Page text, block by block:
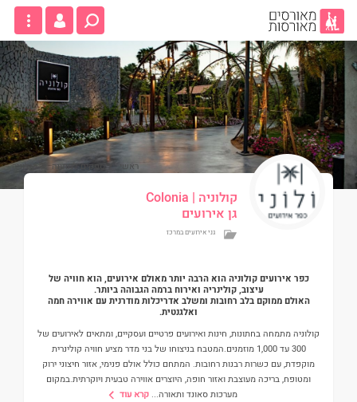
ראשי / ספקים לחתונה קולוניה
קולוניה | Colonia
גן אירועים
גני אירועים במרכז
כפר אירועים קולוניה הוא הרבה יותר מאולם אירועים, הוא חוויה של
עיצוב, קולינריה ואירוח ברמה הגבוהה ביותר.
האולם ממוקם בלב רחובות ומשלב אדריכלות מודרנית עם אווירה חמה
ואלגנטית.
קולוניה מתמחה בחתונות, חינות ואירועים פרטיים ועסקיים, ומתאים לאירועים של
300 עד 1,000 מוזמנים.המטבח בניצוחו של בני מדר מציע חוויה קולינרית
מוקפדת, עם כשרות רבנות רחובות. המתחם כולל אולם פנימי, אזור חיצוני ירוק
ומטופח, בריכה מעוצבת ואזור חופה, היוצרים אווירה טבעית ויוקרתית.במקום
מערכות סאונד ותאורה... קרא עוד